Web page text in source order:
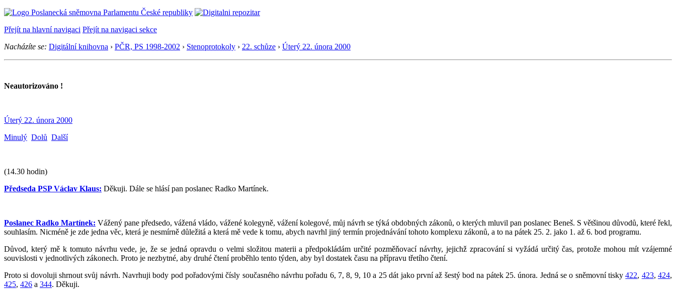
Přejít na hlavní navigaci Přejít na navigaci sekce
Nacházíte se: Digitální knihovna › PČR, PS 1998-2002 › Stenoprotokoly › 22. schůze › Úterý 22. února 2000
Neautorizováno !
Úterý 22. února 2000
Minulý Dolů Další
(14.30 hodin)
Předseda PSP Václav Klaus: Děkuji. Dále se hlásí pan poslanec Radko Martínek.
Poslanec Radko Martínek: Vážený pane předsedo, vážená vládo, vážené kolegyně, vážení kolegové, můj návrh se týká obdobných zákonů, o kterých mluvil pan poslanec Beneš. S většinou důvodů, které řekl,
souhlasím. Nicméně je zde jedna věc, která je nesmírně důležitá a která mě vede k tomu, abych navrhl jiný termín projednávání tohoto komplexu zákonů, a to na pátek 25. 2. jako 1. až 6. bod programu.
Důvod, který mě k tomuto návrhu vede, je, že se jedná opravdu o velmi složitou materii a předpokládám určité pozměňovací návrhy, jejichž zpracování si vyžádá určitý čas, protože mohou mít vzájemné
souvislosti v jednotlivých zákonech. Proto je nezbytné, aby druhé čtení proběhlo tento týden, aby byl dostatek času na přípravu třetího čtení.
Proto si dovoluji shrnout svůj návrh. Navrhuji body pod pořadovými čísly současného návrhu pořadu 6, 7, 8, 9, 10 a 25 dát jako první až šestý bod na pátek 25. února. Jedná se o sněmovní tisky422, 423,424,
425, 426 a 344. Děkuji.